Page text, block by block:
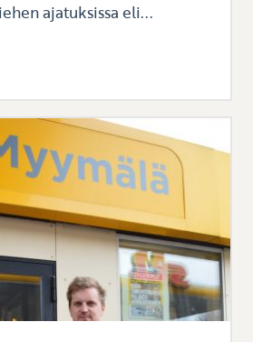
ajatuksissa eli...